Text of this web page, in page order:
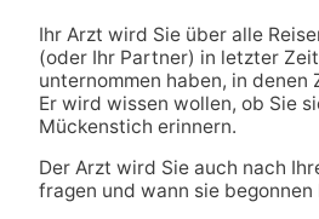
Ihr Arzt wird Sie über alle
(oder Ihr Partner) in letzter
unternommen haben, in denen
Er wird wissen wollen, ob Sie
Mückenstich erinnern.
Der Arzt wird Sie auch nach
fragen und wann sie begonnen